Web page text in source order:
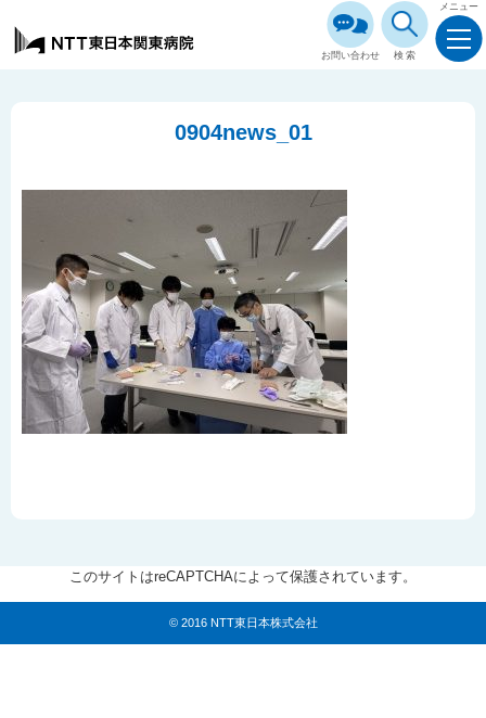
お問い合わせ 検索
メニュー
0904news_01
このサイトはreCAPTCHAによって保護されています。
© 2016 NTT東日本株式会社